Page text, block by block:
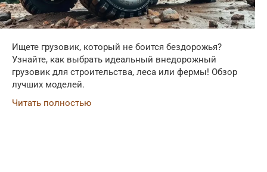
Ищете грузовик, который не боится бездорожья?
Узнайте, как выбрать идеальный внедорожный
грузовик для строительства, леса или фермы! Обзор
лучших моделей.
Читать полностью